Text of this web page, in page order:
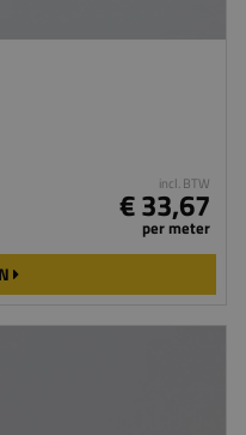
incl. BTW
€ 33,67
per meter